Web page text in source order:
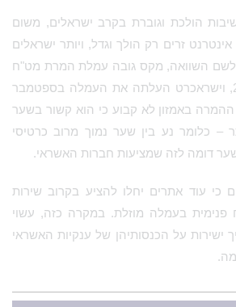
הולכת וגוברת בקרב ישראלים, משום
זרים רק הולך וגדל, ויותר ישראלים
לשם השוואה, מקס גובה עמלת המרת מט"ח
של 3%, כאל של 2.8%, וישראכרט העלתה את העמלה בספטמבר
שער ההמרה באמזון לא קבוע כי הוא קשור בשער
– כלומר נע בין שער נמוך מרוב כרטיסי
דומה לזה שמציעות חברות האשראי.
כי עוד אתרים יחלו להציע בקרוב שירות
בעמלה מוזלת. במקרה כזה, עשוי
ישירות על הכנסותיהן של ענקיות האשראי